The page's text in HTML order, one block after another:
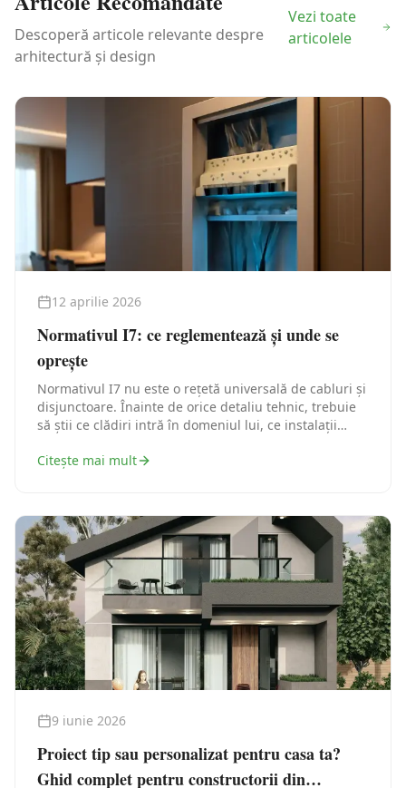
Descoperă articole relevante despre
arhitectură și design
Vezi toate
articolele
12 aprilie 2026
Normativul I7: ce reglementează și unde se
oprește
Normativul I7 nu este o rețetă universală de cabluri și
disjunctoare. Înainte de orice detaliu tehnic, trebuie
să știi ce clădiri intră în domeniul lui, ce instalații
corelează.
Citește mai mult
9 iunie 2026
Proiect tip sau personalizat pentru casa ta?
Ghid complet pentru constructorii din